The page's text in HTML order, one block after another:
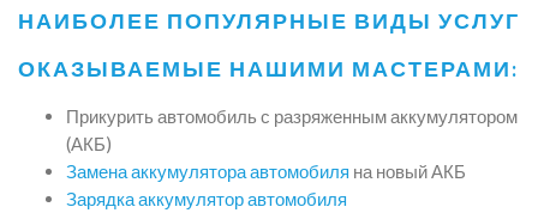
НАИБОЛЕЕ ПОПУЛЯРНЫЕ ВИДЫ УСЛУГ
ОКАЗЫВАЕМЫЕ НАШИМИ МАСТЕРАМИ:
Прикурить автомобиль с разряженным аккумулятором
(АКБ)
Замена аккумулятора автомобиля на новый АКБ
Зарядка аккумулятор автомобиля